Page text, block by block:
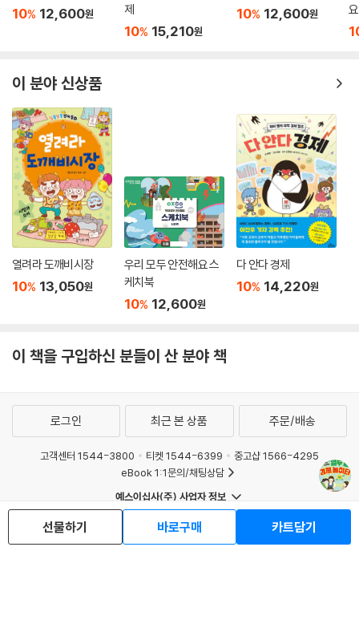
10% 12,600원
제
10% 15,210원
10% 12,600원
이 분야 신상품
열려라 도깨비시장
10% 13,050원
우리 모두 안전해요 스
케치북
10% 12,600원
다 안다 경제
10% 14,220원
이 책을 구입하신 분들이 산 분야 책
선물하기 바로구매 카트담기
로그인 최근 본 상품 주문/배송
고객센터 1544-3800 티켓 1544-6399
중고샵 1566-4295
eBook 1:1문의/채팅상담
예스이십사(주) 사업자 정보
이용약관
개인정보처리방침
청소년보호정책
회사소개
거래처관계자께